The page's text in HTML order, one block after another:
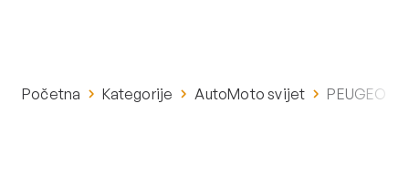
Početna Kategorije AutoMoto svijet PEUGEOT